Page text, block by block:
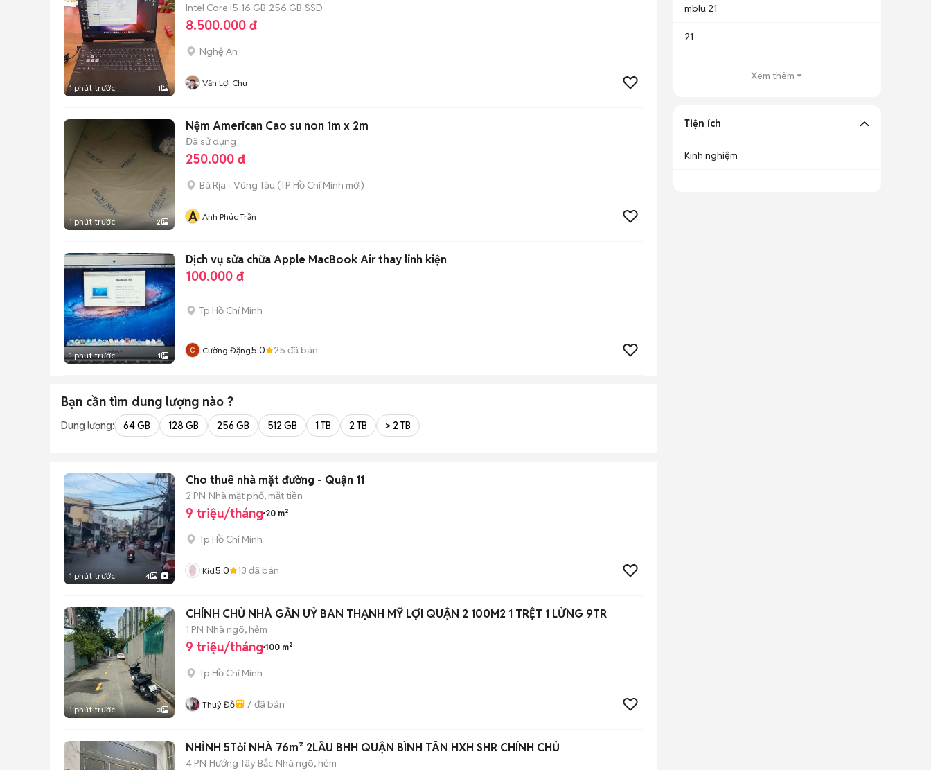
1 phút trước 1
Intel Core i5 16 GB 256 GB SSD
8.500.000 đ
Nghệ An
Văn Lợi Chu
1 phút trước 2
Nệm American Cao su non 1m x 2m
Đã sử dụng
250.000 đ
Bà Rịa - Vũng Tàu (TP Hồ Chí Minh mới)
A Anh Phúc Trần
1 phút trước 1
Dịch vụ sửa chữa Apple MacBook Air thay linh kiện
100.000 đ
Tp Hồ Chí Minh
Cường Đặng5.0 25 đã bán
Bạn cần tìm dung lượng nào ?
Dung lượng: 64 GB 128 GB 256 GB 512 GB 1 TB 2 TB > 2 TB
1 phút trước 4
Cho thuê nhà mặt đường - Quận 11
2 PN Nhà mặt phố, mặt tiền
9 triệu/tháng 20 m²
Tp Hồ Chí Minh
Kid5.0 13 đã bán
1 phút trước 3
CHÍNH CHỦ NHÀ GẦN UỶ BAN THẠNH MỸ LỢI QUẬN 2 100M2 1 TRỆT 1 LỬNG 9TR
1 PN Nhà ngõ, hẻm
9 triệu/tháng 100 m²
Tp Hồ Chí Minh
Thuỷ Đỗ 7 đã bán
NHỈNH 5Tỏi NHÀ 76m² 2LẦU BHH QUẬN BÌNH TÂN HXH SHR CHÍNH CHỦ
4 PN Hướng Tây Bắc Nhà ngõ, hẻm
mblu 21
21
Xem thêm
Tiện ích
Kinh nghiệm